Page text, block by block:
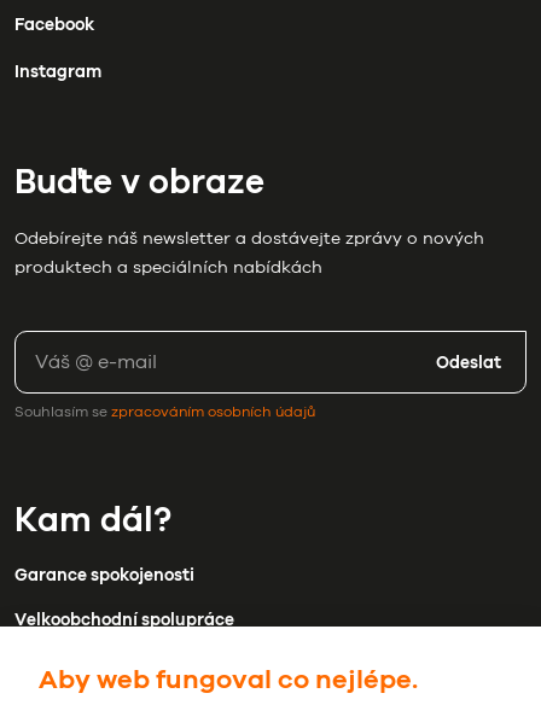
Facebook
Instagram
Buďte v obraze
Odebírejte náš newsletter a dostávejte zprávy o nových
produktech a speciálních nabídkách
Odeslat
Souhlasím sezpracováním osobních údajů
Kam dál?
Garance spokojenosti
Velkoobchodní spolupráce
Doprava a platba
Aby web fungoval co nejlépe.